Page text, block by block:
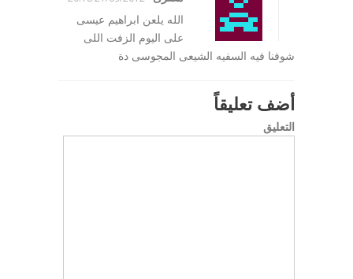
الله يلعن ابراهيم عيسى
على اليوم الزفت اللى
شوفنا فيه السفيه الشيعى المجوسى دة
أضف تعليقاً
التعليق